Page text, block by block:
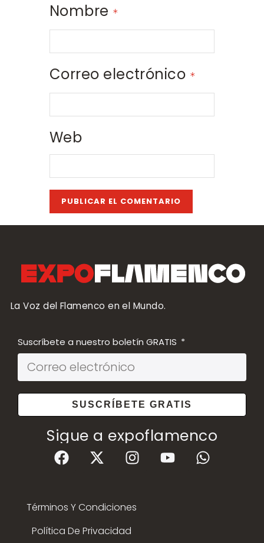
Nombre *
Correo electrónico *
Web
La Voz del Flamenco en el Mundo.
Suscríbete a nuestro boletín GRATIS
SUSCRÍBETE GRATIS
Sigue a expoflamenco
Términos Y Condiciones
Política De Privacidad